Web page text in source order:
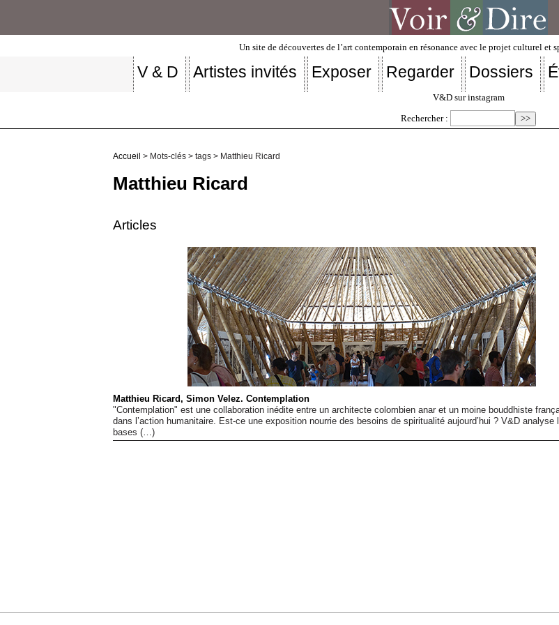
Un site de découvertes de l’art contemporain en résonance avec le projet culturel
V & D Artistes invités Exposer Regarder Dossiers
V&D sur instagram
Rechercher :
Accueil > Mots-clés > tags > Matthieu Ricard
Matthieu Ricard
Articles
Matthieu Ricard, Simon Velez. Contemplation
"Contemplation" est une collaboration inédite entre un architecte colombien anar et un moine bouddhiste
dans l’action humanitaire. Est-ce une exposition nourrie des besoins de spiritualité aujourd’hui ? V&D analyse
bases (…)